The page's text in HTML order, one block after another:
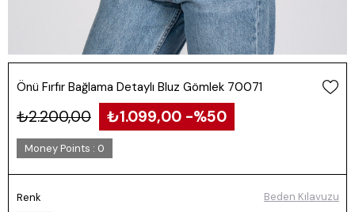
Önü Fırfır Bağlama Detaylı Bluz Gömlek 70071
₺2.200,00 ₺1.099,00 50
Money Points : 0
Renk Beden Kılavuzu